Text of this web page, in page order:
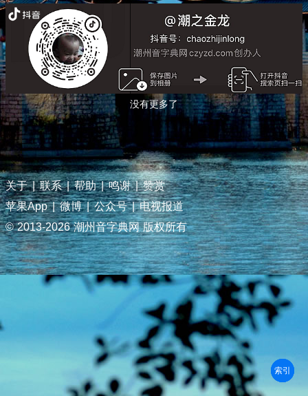
没有更多了
关于 | 联系 | 帮助 | 鸣谢 | 赞赏
苹果App | 微博 | 公众号 | 电视报道
© 2013-2026 潮州音字典网 版权所有
部首
笔划
拼音
潮拼